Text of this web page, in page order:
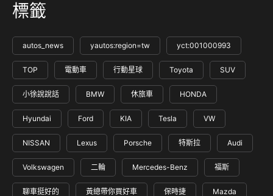
標籤
autos_news yautos:region=tw yct:001000993
TOP 電動車 行動星球 Toyota SUV
小徐說說話 BMW 休旅車 HONDA
Hyundai Ford KIA Tesla VW
NISSAN Lexus Porsche 特斯拉 Audi
Volkswagen 二輪 Mercedes-Benz 福斯
聊車挺好的 黃總帶你買好車 保時捷 Mazda